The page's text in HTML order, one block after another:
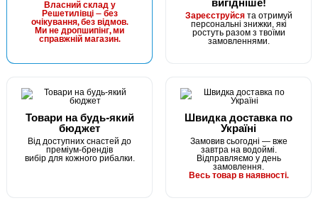
Власний склад у
Решетилівці — без
очікування, без відмов.
Ми не дропшипінг, ми
справжній магазин.
Зареєструйсята отримуй
персональні знижки, які
ростуть разом з твоїми
замовленнями.
Товари на будь-який
бюджет
Від доступних снастей до
преміум-брендів
вибір для кожного рибалки.
Швидка доставка по
Україні
Замовив сьогодні — вже
завтра на водоймі.
Відправляємо у день
замовлення.
Весь товар в наявності.